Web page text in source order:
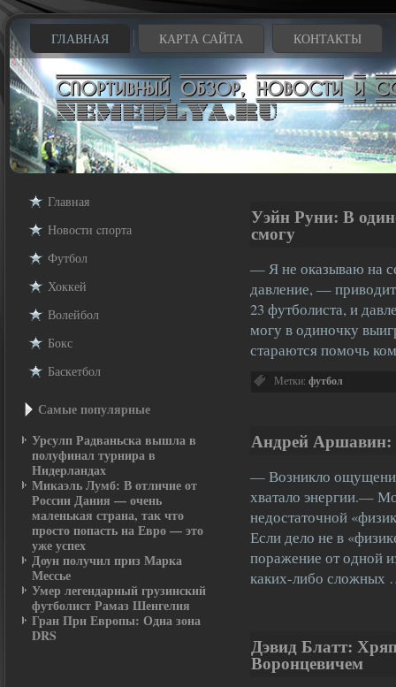
ГЛАВНАЯ КАРТА САЙТА КОНТАКТЫ
Главная
Новости cпорта
Футбол
Хоккей
Волейбол
Бокс
Баскетбол
Самые популярные
Урсулп Радваньска вышла в
полуфинал турнира в
Нидерландах
Микаэль Лумб: В отличие от
России Дания — очень
маленькая страна, так что
просто попасть на Евро — это
уже успех
Доун получил приз Марка
Мессье
Умер легендарный грузинский
футболист Рамаз Шенгелия
Гран При Европы: Одна зона
DRS
Уэйн Руни: В
смогу
— Я не оказываю на
давление, —
23 футболиста, и
могу в одиночку
стараются помочь
Метки: футбол
Андрей Аршавин:
— Возникло
хватало энергии.—
недостаточной
Если дело не в
поражение от одной
каких-либо
Дэвид Блатт:
Воронцевичем